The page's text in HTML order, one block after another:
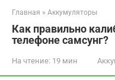
Главная » Аккумуляторы
Как правильно
телефоне самсунг?
На чтение: 19 мин